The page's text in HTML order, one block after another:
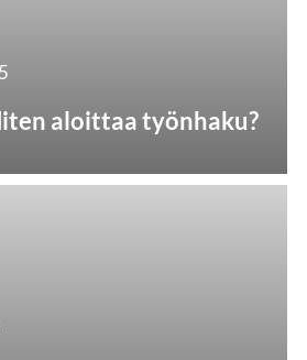
aloittaa työnhaku?